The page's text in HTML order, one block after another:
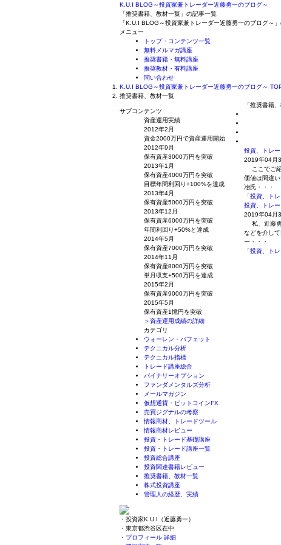
K.U.I BLOG～投資家兼トレーダー近藤勇一のブログ～
「推奨書籍、教材一覧」の記事一覧
「K.U.I BLOG～投資家兼トレーダー近藤勇一のブログ～
メニュー
トップ・コンテンツ一覧
無料メルマガ講座
推奨書籍・無料講座
推奨教材・有料講座
問い合わせ
K.U.I BLOG～投資家兼トレーダー近藤勇一のブログ～
推奨書籍、教材一覧
「推奨書籍
投資、トレ
2019年04月
ここでご紹
価値は間違
冶氏・・・
「投資、ト
投資、トレ
2019年04月
私、近藤勇
などを介し
ー・・・
「投資、ト
サブコンテンツ
資産運用実績
2012年2月
資金2000万円で資産運用開始
2012年9月
保有資産3000万円を突破
2013年1月
保有資産4000万円を突破
目標年間利回り+100%を達成
2013年4月
保有資産5000万円を突破
2013年12月
保有資産6000万円を突破
年間利回り+50%と達成
2014年5月
保有資産7000万円を突破
2014年11月
保有資産8000万円を突破
単月収支+500万円を達成
2015年2月
保有資産9000万円を突破
2015年5月
保有資産1憶円を突破
＞資産運用成績の詳細
カテゴリ
ウォーレン・バフェット
テクニカル分析
テクニカル指標
トレード講座総合
バイナリーオプション
ファンダメンタルズ分析
メールマガジン
仮想通貨・ビットコインFX
売買ジグナルの考察
情報商材、トレードツール
情報商材レビュー
投資・トレード基礎講座
投資・トレード講座一覧
投資総合講座
投資関連書籍レビュー
推奨書籍、教材一覧
株式投資講座
管理人の経歴、実績
・投資家K.U.I（近藤勇一）
・東京都渋谷区在中
・ プロフィール 詳細